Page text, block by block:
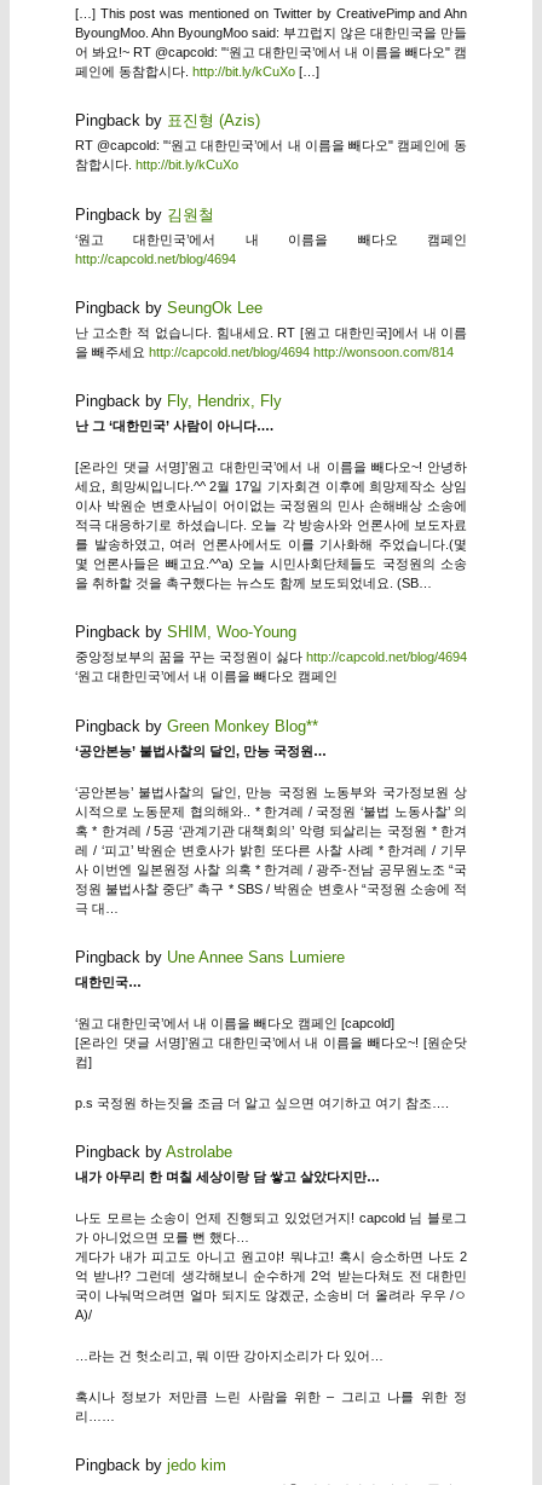
[…] This post was mentioned on Twitter by CreativePimp and Ahn
ByoungMoo. Ahn ByoungMoo said: 부끄럽지 않은 대한민국을 만들
어 봐요!~ RT @capcold: "‘원고 대한민국’에서 내 이름을 빼다오" 캠
페인에 동참합시다. http://bit.ly/kCuXo[…]
Pingback by 표진형 (Azis)
RT @capcold: "‘원고 대한민국’에서 내 이름을 빼다오" 캠페인에 동
참합시다. http://bit.ly/kCuXo
Pingback by 김원철
‘원고 대한민국’에서 내 이름을 빼다오 캠페인
http://capcold.net/blog/4694
Pingback by SeungOk Lee
난 고소한 적 없습니다. 힘내세요. RT [원고 대한민국]에서 내 이름
을 빼주세요 http://capcold.net/blog/4694 http://wonsoon.com/814
Pingback by Fly, Hendrix, Fly
난 그 ‘대한민국’ 사람이 아니다….
[온라인 댓글 서명]’원고 대한민국’에서 내 이름을 빼다오~! 안녕하
세요, 희망씨입니다.^^ 2월 17일 기자회견 이후에 희망제작소 상임
이사 박원순 변호사님이 어이없는 국정원의 민사 손해배상 소송에
적극 대응하기로 하셨습니다. 오늘 각 방송사와 언론사에 보도자료
를 발송하였고, 여러 언론사에서도 이를 기사화해 주었습니다.(몇
몇 언론사들은 빼고요.^^a) 오늘 시민사회단체들도 국정원의 소송
을 취하할 것을 촉구했다는 뉴스도 함께 보도되었네요. (SB…
Pingback by SHIM, Woo-Young
중앙정보부의 꿈을 꾸는 국정원이 싫다 http://capcold.net/blog/4694
‘원고 대한민국’에서 내 이름을 빼다오 캠페인
Pingback by Green Monkey Blog**
‘공안본능’ 불법사찰의 달인, 만능 국정원…
‘공안본능’ 불법사찰의 달인, 만능 국정원 노동부와 국가정보원 상
시적으로 노동문제 협의해와.. * 한겨레 / 국정원 ‘불법 노동사찰’ 의
혹 * 한겨레 / 5공 ‘관계기관 대책회의’ 악령 되살리는 국정원 * 한겨
레 / ‘피고’ 박원순 변호사가 밝힌 또다른 사찰 사례 * 한겨레 / 기무
사 이번엔 일본원정 사찰 의혹 * 한겨레 / 광주-전남 공무원노조 “국
정원 불법사찰 중단” 촉구 * SBS / 박원순 변호사 “국정원 소송에 적
극 대…
Pingback by Une Annee Sans Lumiere
대한민국…
‘원고 대한민국’에서 내 이름을 빼다오 캠페인 [capcold]
[온라인 댓글 서명]’원고 대한민국’에서 내 이름을 빼다오~! [원순닷
컴]
p.s 국정원 하는짓을 조금 더 알고 싶으면 여기하고 여기 참조….
Pingback by Astrolabe
내가 아무리 한 며칠 세상이랑 담 쌓고 살았다지만…
나도 모르는 소송이 언제 진행되고 있었던거지! capcold 님 블로그
가 아니었으면 모를 뻔 했다…
게다가 내가 피고도 아니고 원고야! 뭐냐고! 혹시 승소하면 나도 2
억 받나!? 그런데 생각해보니 순수하게 2억 받는다쳐도 전 대한민
국이 나눠먹으려면 얼마 되지도 않겠군, 소송비 더 올려라 우우 /ㅇ
A)/
…라는 건 헛소리고, 뭐 이딴 강아지소리가 다 있어…
혹시나 정보가 저만큼 느린 사람을 위한 – 그리고 나를 위한 정
리……
Pingback by jedo kim